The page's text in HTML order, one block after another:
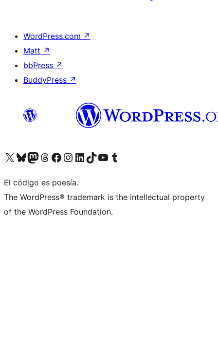
WordPress.com ↗
Matt ↗
bbPress ↗
BuddyPress ↗
Visita nuestra cuenta de X (anteriormente Twitter)
Visita nuestra cuenta de Bluesky
Visita nuestra cuenta de Mastodon
Visita nuestra cuenta de Threads
Visita nuestra página de Facebook
Visita nuestra cuenta de Instagram
Visita nuestra cuenta de LinkedIn
Visita nuestra cuenta de TikTok
Visita nuestro canal de YouTube
Visita nuestra cuenta de Tumblr
El código es poesía.
The WordPress® trademark is the intellectual property
of the WordPress Foundation.